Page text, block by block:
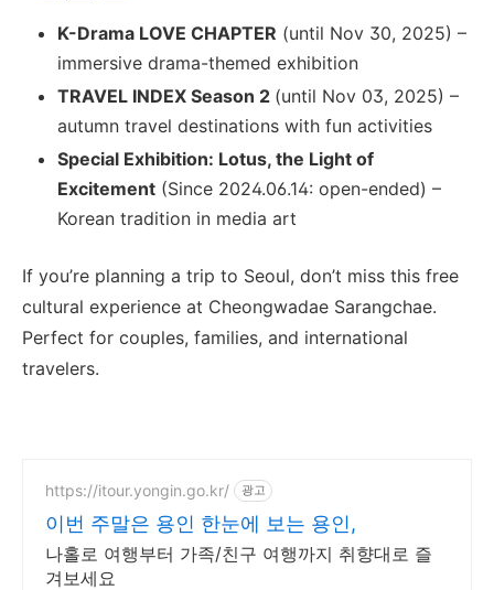
K-Drama LOVE CHAPTER (until Nov 30, 2025) –
immersive drama-themed exhibition
TRAVEL INDEX Season 2 (until Nov 03, 2025) –
autumn travel destinations with fun activities
Special Exhibition: Lotus, the Light of
Excitement (Since 2024.06.14: open-ended) –
Korean tradition in media art
If you’re planning a trip to Seoul, don’t miss this free
cultural experience at Cheongwadae Sarangchae.
Perfect for couples, families, and international
travelers.
https://itour.yongin.go.kr/ 광고
이번 주말은 용인 한눈에 보는 용인,
나홀로 여행부터 가족/친구 여행까지 취향대로 즐
겨보세요